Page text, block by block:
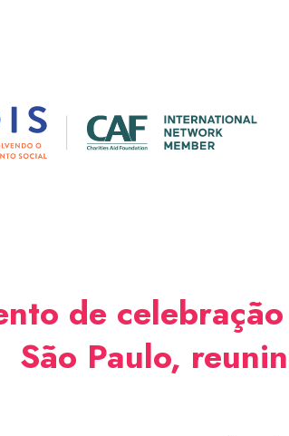
de
São Paulo,